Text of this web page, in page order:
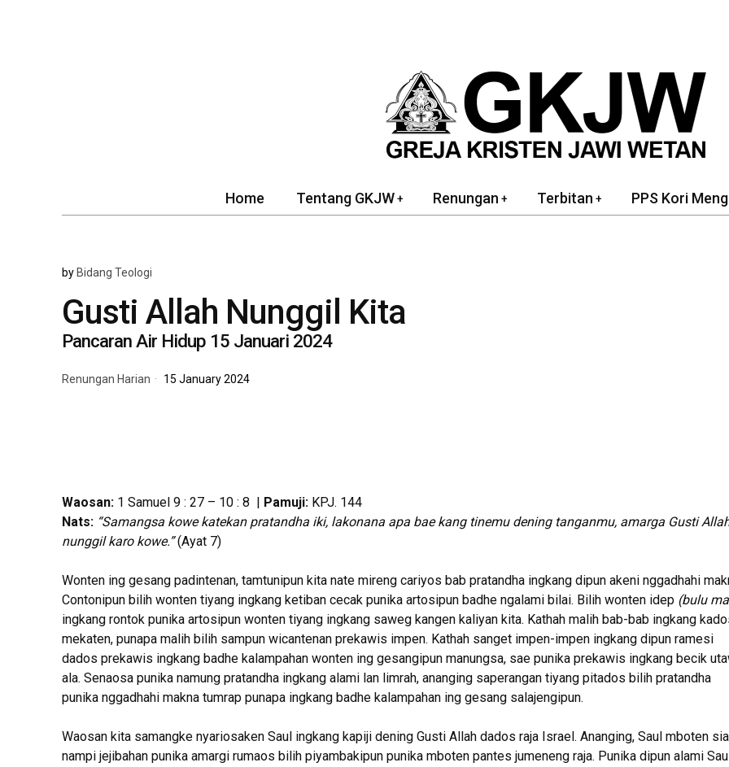
Home Tentang GKJW Renungan Terbitan PPS Kori
by Bidang Teologi
Gusti Allah Nunggil Kita
Pancaran Air Hidup 15 Januari 2024
Renungan Harian 15 January 2024
Waosan: 1 Samuel 9 : 27 – 10 : 8 | Pamuji: KPJ. 144
Nats: “Samangsa kowe katekan pratandha iki, lakonana apa bae kang tinemu dening tanganmu, amarga Gusti
nunggil karo kowe.”(Ayat 7)
Wonten ing gesang padintenan, tamtunipun kita nate mireng cariyos bab pratandha ingkang dipun akeni nggadhahi
Contonipun bilih wonten tiyang ingkang ketiban cecak punika artosipun badhe ngalami bilai. Bilih wonten idep (bulu
ingkang rontok punika artosipun wonten tiyang ingkang saweg kangen kaliyan kita. Kathah malih bab-bab ingkang
mekaten, punapa malih bilih sampun wicantenan prekawis impen. Kathah sanget impen-impen ingkang dipun ramesi
dados prekawis ingkang badhe kalampahan wonten ing gesangipun manungsa, sae punika prekawis ingkang becik
ala. Senaosa punika namung pratandha ingkang alami lan limrah, ananging saperangan tiyang pitados bilih pratandha
punika nggadhahi makna tumrap punapa ingkang badhe kalampahan ing gesang salajengipun.
Waosan kita samangke nyariosaken Saul ingkang kapiji dening Gusti Allah dados raja Israel. Ananging, Saul mboten
nampi jejibahan punika amargi rumaos bilih piyambakipun punika mboten pantes jumeneng raja. Punika dipun alami